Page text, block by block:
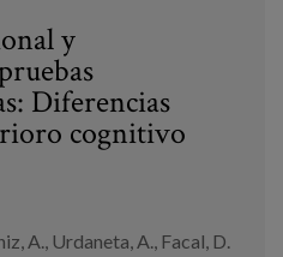
y
Diferencias
cognitivo
A., Urdaneta, A., Facal, D.